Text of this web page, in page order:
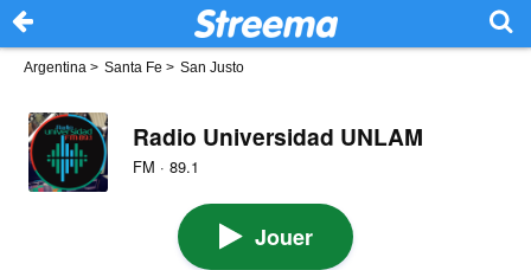
Argentina > Santa Fe > San Justo
Radio Universidad UNLAM
FM · 89.1
Jouer